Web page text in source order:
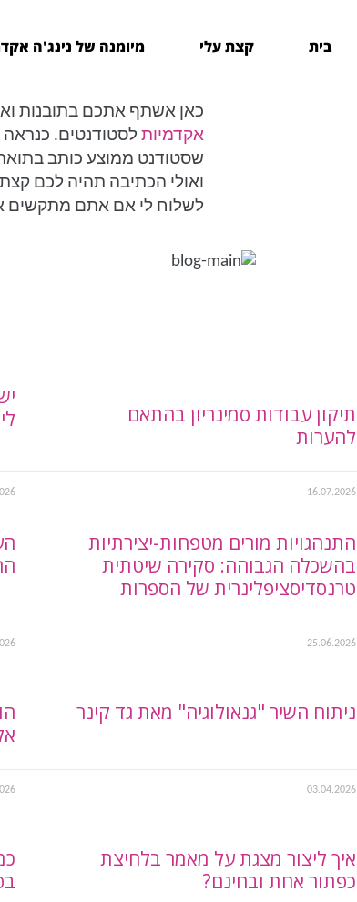
בית קצת עלי מיומנה של נינג'ה
כאן אשתף אתכם בתובנות
אקדמיות
שסטודנט ממוצע כותב
ואולי הכתיבה תהיה לכם
לשלוח לי אם אתם מתקשים
תיקון עבודות סמינריון בהתאם
להערות
16.07.2026
התנהגויות מורים מטפחות-יצירתיות
בהשכלה הגבוהה: סקירה שיטתית
טרנסדיסציפלינרית של הספרות
25.06.2026
ניתוח השיר "גנאולוגיה" מאת גד קינר
03.04.2026
איך ליצור מצגת על מאמר בלחיצת
כפתור אחת ובחינם?